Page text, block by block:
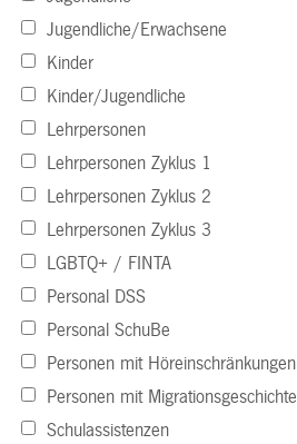
Jugendliche/Erwachsene
Kinder
Kinder/Jugendliche
Lehrpersonen
Lehrpersonen Zyklus 1
Lehrpersonen Zyklus 2
Lehrpersonen Zyklus 3
LGBTQ+ / FINTA
Personal DSS
Personal SchuBe
Personen mit Höreinschränkungen
Personen mit Migrationsgeschichte
Schulassistenzen